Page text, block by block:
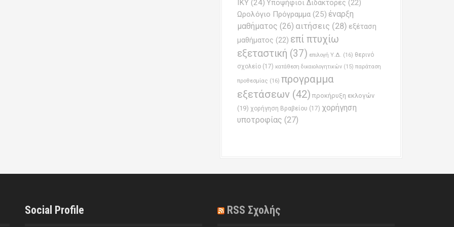
ΙΚΥ (24) Υποψήφιοι Διδάκτορες (22)
Ωρολόγιο Πρόγραμμα (25) έναρξη
μαθήματος (26) αιτήσεις (28) εξέταση
μαθήματος (22) επί πτυχίω
εξεταστική (37) επιλογή Υ.Δ. (16) θερινό
σχολείο (17) κατάθεση δικαιολογητικών (15) παράταση
προθεσμίας (16) προγραμμα
εξετάσεων (42) προκήρυξη εκλογών
(19) χορήγηση Βραβείου (17) χορήγηση
υποτροφίας (27)
Social Profile RSS Σχολής